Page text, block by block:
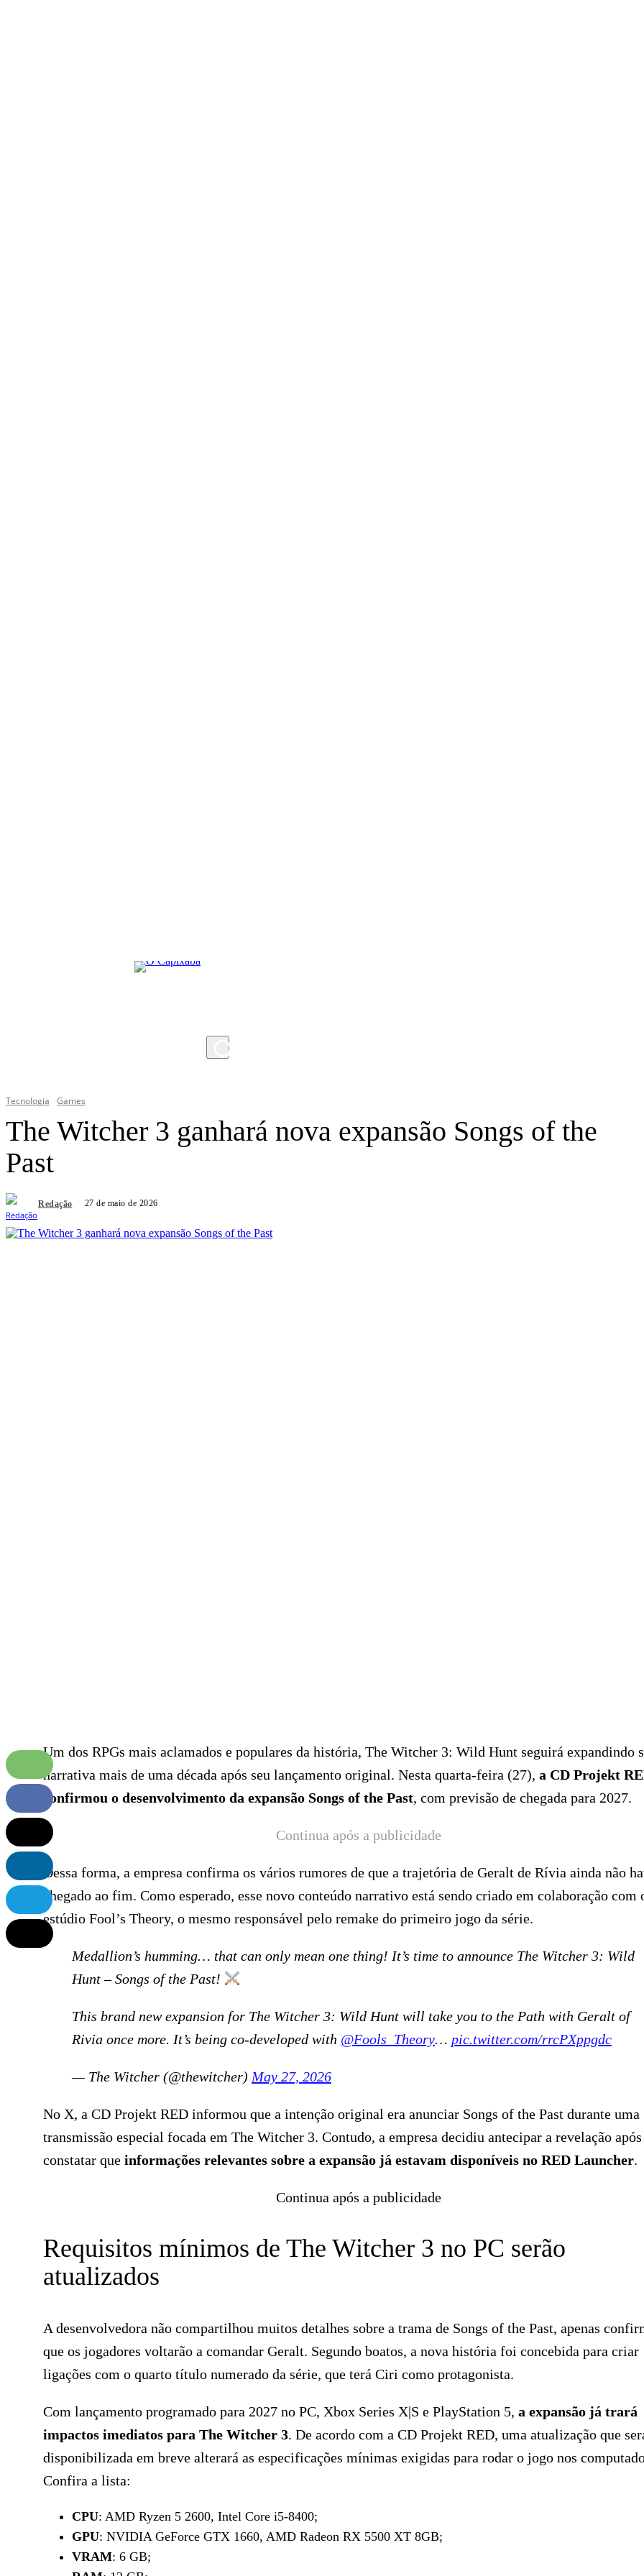
Tecnologia Games
The Witcher 3 ganhará nova expansão Songs of the
Past
Redação 27 de maio de 2026
Um dos RPGs mais aclamados e populares da história, The Witcher 3: Wild Hunt seguirá expandindo
narrativa mais de uma década após seu lançamento original. Nesta quarta-feira (27), a CD Projekt
confirmou o desenvolvimento da expansão Songs of the Past, com previsão de chegada para 2027.
Continua após a publicidade
Dessa forma, a empresa confirma os vários rumores de que a trajetória de Geralt de Rívia ainda não
chegado ao fim. Como esperado, esse novo conteúdo narrativo está sendo criado em colaboração com
estúdio Fool’s Theory, o mesmo responsável pelo remake do primeiro jogo da série.
Medallion’s humming… that can only mean one thing! It’s time to announce The Witcher 3: Wild
Hunt – Songs of the Past!
This brand new expansion for The Witcher 3: Wild Hunt will take you to the Path with Geralt of
Rivia once more. It’s being co-developed with @Fools_Theory… pic.twitter.com/rrcPXppgdc
— The Witcher (@thewitcher) May 27, 2026
No X, a CD Projekt RED informou que a intenção original era anunciar Songs of the Past durante uma
transmissão especial focada em The Witcher 3. Contudo, a empresa decidiu antecipar a revelação após
constatar que informações relevantes sobre a expansão já estavam disponíveis no RED Launcher.
Continua após a publicidade
Requisitos mínimos de The Witcher 3 no PC serão
atualizados
A desenvolvedora não compartilhou muitos detalhes sobre a trama de Songs of the Past, apenas
que os jogadores voltarão a comandar Geralt. Segundo boatos, a nova história foi concebida para criar
ligações com o quarto título numerado da série, que terá Ciri como protagonista.
Com lançamento programado para 2027 no PC, Xbox Series X|S e PlayStation 5, a expansão já trará
impactos imediatos para The Witcher 3. De acordo com a CD Projekt RED, uma atualização que
disponibilizada em breve alterará as especificações mínimas exigidas para rodar o jogo nos
Confira a lista:
CPU: AMD Ryzen 5 2600, Intel Core i5-8400;
GPU: NVIDIA GeForce GTX 1660, AMD Radeon RX 5500 XT 8GB;
VRAM: 6 GB;